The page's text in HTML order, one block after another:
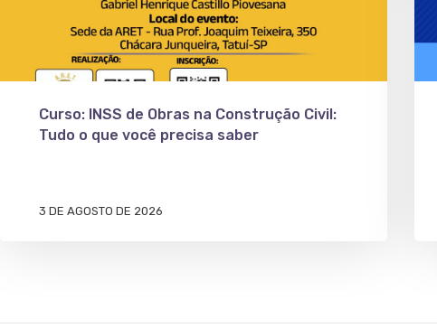
Curso: INSS de Obras na Construção Civil:
Tudo o que você precisa saber
3 DE AGOSTO DE 2026